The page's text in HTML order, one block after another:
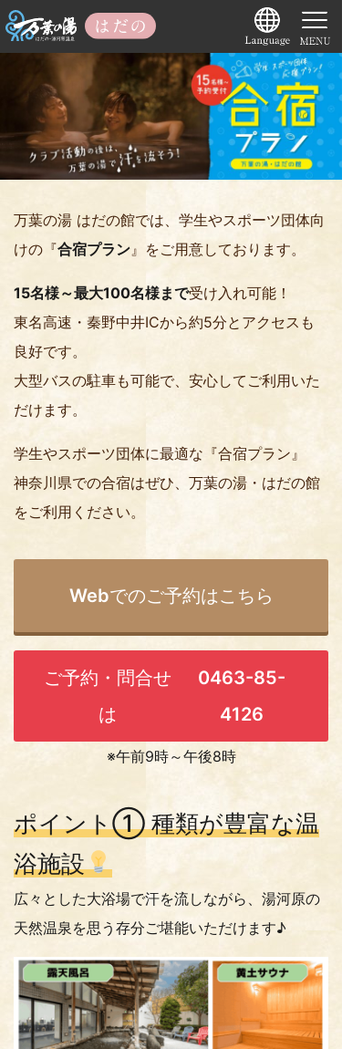
万葉の湯 はだの館では、学生やスポーツ団体向
けの『合宿プラン 』をご用意しております。
15名様～最大100名様まで受け入れ可能！
東名高速・秦野中井ICから約5分とアクセスも
良好です。
大型バスの駐車も可能で、安心してご利用いた
だけます。
学生やスポーツ団体に最適な『合宿プラン』
神奈川県での合宿はぜひ、万葉の湯・はだの館
をご利用ください。
Webでのご予約はこちら
ご予約・問合せ
は
0463-85-
4126
※午前9時～午後8時
ポイント① 種類が豊富な温
浴施設
広々とした大浴場で汗を流しながら、湯河原の
天然温泉を思う存分ご堪能いただけます♪